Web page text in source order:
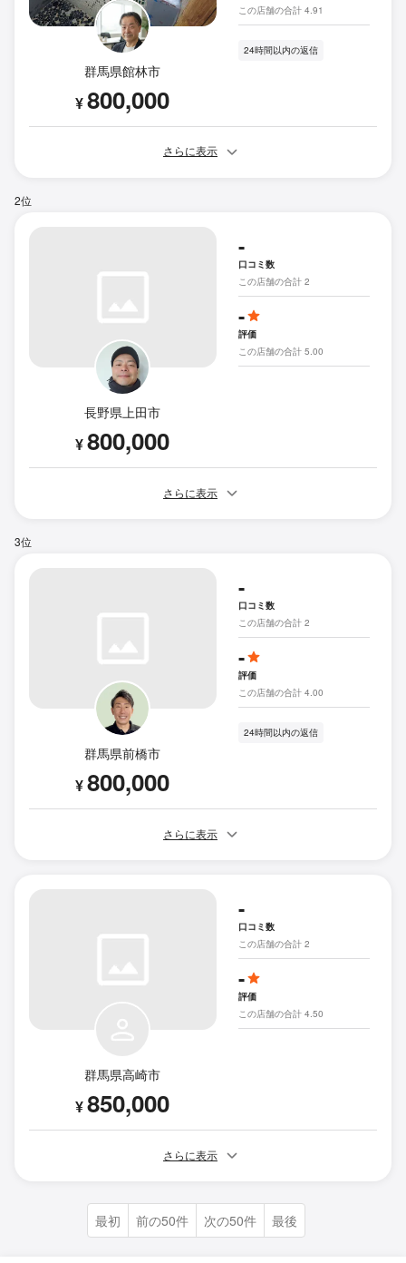
群馬県館林市
¥800,000
この店舗の合計 4.91
24時間以内の返信
さらに表示
2位
長野県上田市
¥800,000
-
口コミ数
この店舗の合計 2
-
評価
この店舗の合計 5.00
さらに表示
3位
群馬県前橋市
¥800,000
-
口コミ数
この店舗の合計 2
-
評価
この店舗の合計 4.00
24時間以内の返信
さらに表示
群馬県高崎市
¥850,000
-
口コミ数
この店舗の合計 2
-
評価
この店舗の合計 4.50
さらに表示
最初 前の50件 次の50件 最後